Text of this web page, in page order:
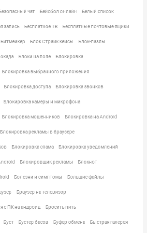
чат Бейсбол онлайн Белый список
запись Бесплатное ТВ Бесплатные почтовые ящики
Битмейкер Блок Страйк кейсы Блок-пазлы
Блоки на поле Блокировка
Блокировка выбранного приложения
Блокировка доступа Блокировка звонков
Блокировка камеры и микрофона
Блокировка мошенников Блокировка на Android
Блокировка рекламы в браузере
Блокировка спама Блокировка уведомлений
Блокировщик рекламы Блокнот
Болезни и симптомы Большие файлы
Браузер на телевизор
с ПК на андроид Бросить пить
Буст Бустер басов Буфер обмена Быстрая галерея